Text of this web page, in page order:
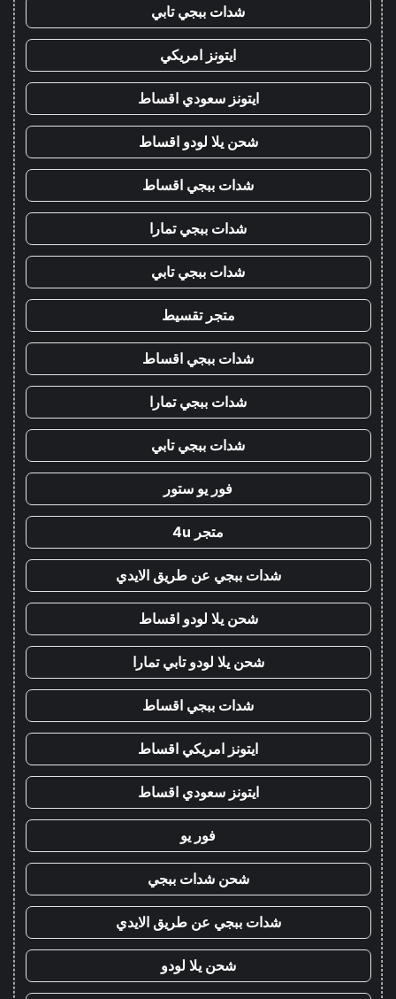
شدات ببجي تابي
ايتونز امريكي
ايتونز سعودي اقساط
شحن يلا لودو اقساط
شدات ببجي اقساط
شدات ببجي تمارا
شدات ببجي تابي
متجر تقسيط
شدات ببجي اقساط
شدات ببجي تمارا
شدات ببجي تابي
فور يو ستور
متجر 4u
شدات ببجي عن طريق الايدي
شحن يلا لودو اقساط
شحن يلا لودو تابي تمارا
شدات ببجي اقساط
ايتونز امريكي اقساط
ايتونز سعودي اقساط
فور يو
شحن شدات ببجي
شدات ببجي عن طريق الايدي
شحن يلا لودو